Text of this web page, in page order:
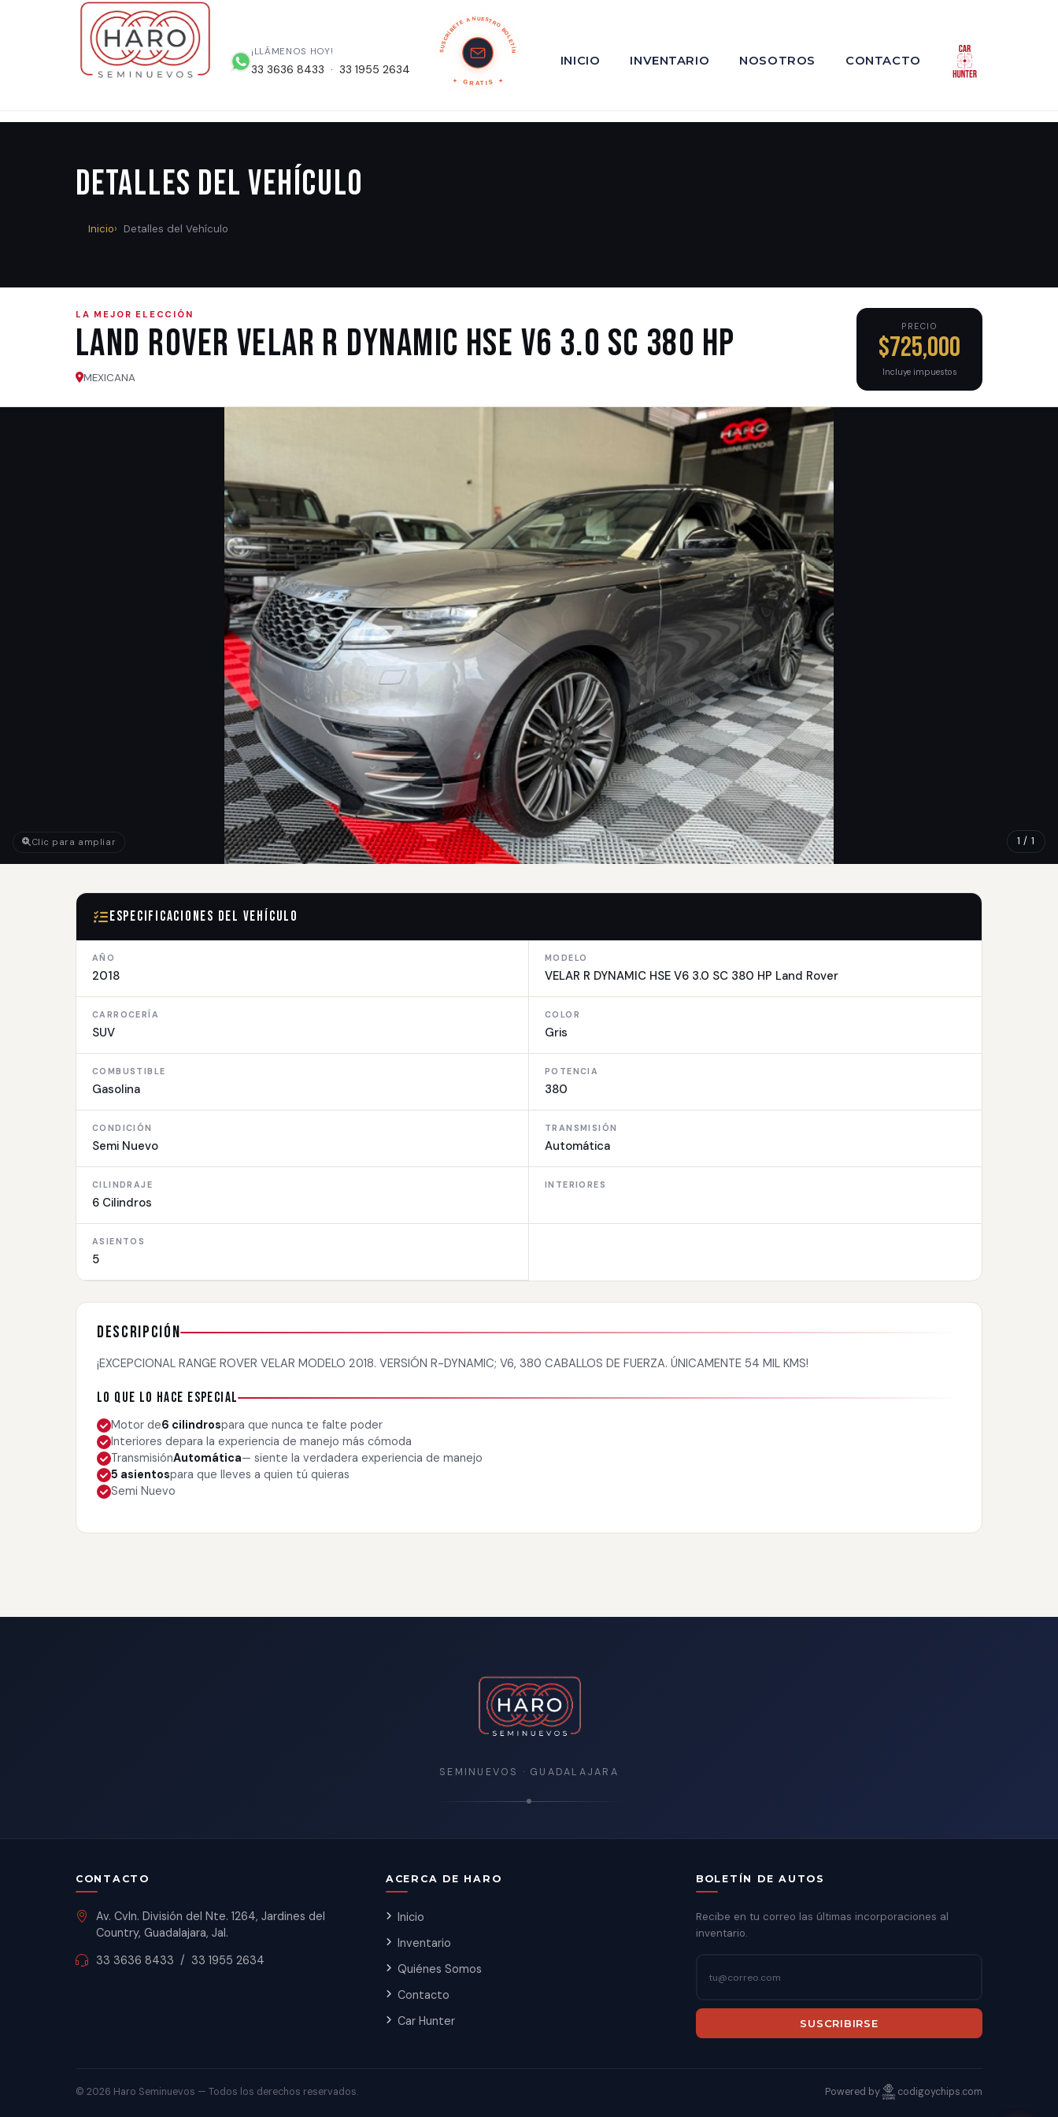
¡LLÁMENOS HOY!
33 3636 8433 · 33 1955 2634
SUSCRÍBETE A NUESTRO BOLETÍN
GRATIS
INICIO INVENTARIO NOSOTROS CONTACTO
Detalles del Vehículo
Inicio Detalles del Vehículo
LA MEJOR ELECCIÓN
Land Rover VELAR R DYNAMIC HSE V6 3.0 SC 380 HP
MEXICANA
PRECIO
$725,000
Incluye impuestos
1 / 1
Clic para ampliar
Especificaciones del Vehículo
AÑO
2018
MODELO
VELAR R DYNAMIC HSE V6 3.0 SC 380 HP Land Rover
CARROCERÍA
SUV
COLOR
Gris
COMBUSTIBLE
Gasolina
POTENCIA
380
CONDICIÓN
Semi Nuevo
TRANSMISIÓN
Automática
CILINDRAJE
6 Cilindros
INTERIORES
ASIENTOS
5
Descripción
¡EXCEPCIONAL RANGE ROVER VELAR MODELO 2018. VERSIÓN R-DYNAMIC; V6, 380 CABALLOS DE FUERZA. ÚNICAMENTE 54 MIL KMS!
Lo que lo hace especial
Motor de6 cilindrospara que nunca te falte poder
Interiores depara la experiencia de manejo más cómoda
TransmisiónAutomática— siente la verdadera experiencia de manejo
5 asientospara que lleves a quien tú quieras
Semi Nuevo
SEMINUEVOS · GUADALAJARA
CONTACTO
Av. Cvln. División del Nte. 1264, Jardines del
Country, Guadalajara, Jal.
33 3636 8433 / 33 1955 2634
ACERCA DE HARO
Inicio
Inventario
Quiénes Somos
Contacto
Car Hunter
BOLETÍN DE AUTOS
Recibe en tu correo las últimas incorporaciones al
inventario.
SUSCRIBIRSE
© 2026 Haro Seminuevos — Todos los derechos reservados. Powered by codigoychips.com